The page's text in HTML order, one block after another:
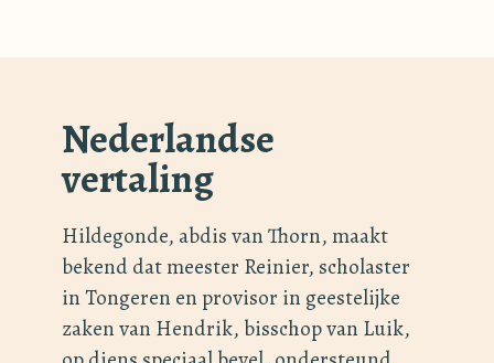
Nederlandse
vertaling
Hildegonde, abdis van Thorn, maakt
bekend dat meester Reinier, scholaster
in Tongeren en provisor in geestelijke
zaken van Hendrik, bisschop van Luik,